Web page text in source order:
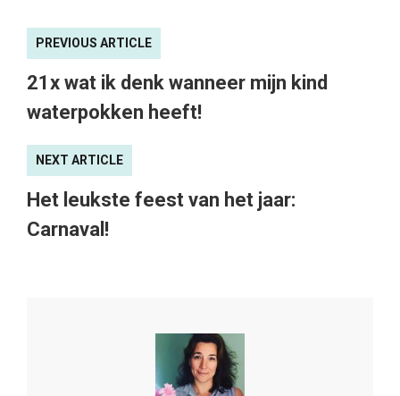
PREVIOUS ARTICLE
21x wat ik denk wanneer mijn kind
waterpokken heeft!
NEXT ARTICLE
Het leukste feest van het jaar:
Carnaval!